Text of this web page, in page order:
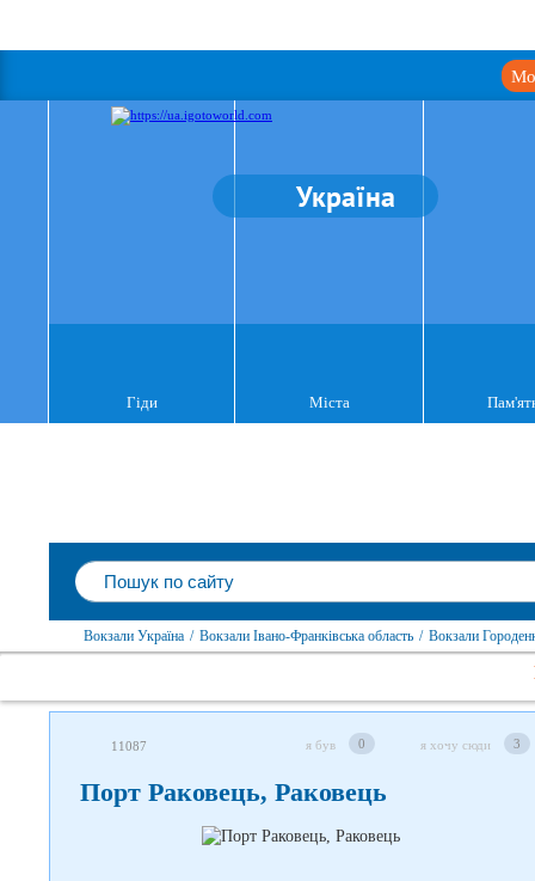
Україна
Гіди Міста
Вокзали Україна / Вокзали Івано-Франківська область / Вокзали
11087 я був 0 я хочу сюди 3
Порт Раковець, Раковець